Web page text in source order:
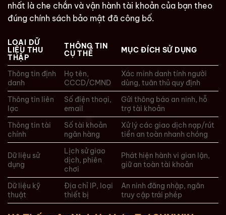
nhất là che chắn và vận hành tài khoản của bạn theo
đúng chính sách bảo mật đã công bố.
LOẠI DỮ
LIỆU THU
THẬP
THÔNG TIN
CỤ THỂ
MỤC ĐÍCH SỬ DỤNG
Thông tin định
danh
Họ tên,
CCCD/CMND
Xác minh danh tính người
dùng, tuân thủ quy định
Thông tin liên
lạc
Số điện thoại,
email
Gửi thông báo an ninh, hỗ
trợ tài khoản
Thông tin tài
chính
Số tài khoản
ngân hàng
Xử lý các giao dịch nạp/rút
tiền an toàn nhanh chóng
Dữ liệu sử
dụng
Lịch sử giao
dịch, phiên
chơi
Phát hiện hành vi gian lận,
giữ an toàn tài khoản
Dữ liệu kỹ
thuật
Địa chỉ IP, loại
thiết bị
An ninh đăng nhập, ngăn
truy cập trái phép